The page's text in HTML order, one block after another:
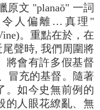
文 "planaō" 一詞
令人偏離…真理"
。重點在於，在
尾聲時, 我們周圍將
將會有許多假基督
冒充的基督。隨著
。如今史無前例的
的人眼花繚亂、無